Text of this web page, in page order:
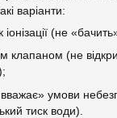
варіанти:
(не
клапаном (не
умови
тиск води).